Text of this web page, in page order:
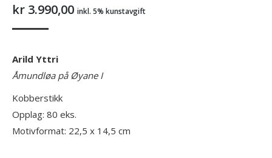
kr 3.990,00 inkl. 5% kunstavgift
Arild Yttri
Åmundløa på Øyane I
Kobberstikk
Opplag: 80 eks.
Motivformat: 22,5 x 14,5 cm